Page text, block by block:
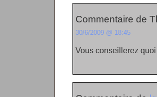
Commentaire de
30/6/2009 @ 18:45
Vous conseillerez